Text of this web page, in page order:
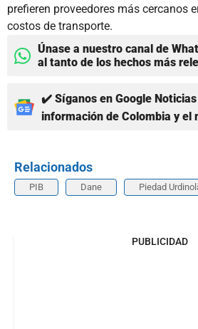
prefieren proveedores más cercanos
costos de transporte.
Únase a nuestro canal de
al tanto de los hechos más
✔️ Síganos en Google
información de Colombia y el
Relacionados
PIB Dane Piedad
PUBLICIDAD